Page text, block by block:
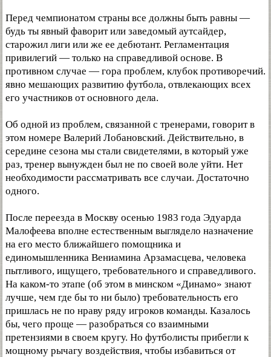
Перед чемпионатом страны все должны быть равны —
будь ты явный фаворит или заведомый аутсайдер,
старожил лиги или же ее дебютант. Регламентация
привилегий — только на справедливой основе. В
противном случае — гора проблем, клубок противоречий.
явно мешающих развитию футбола, отвлекающих всех
его участников от основного дела.
Об одной из проблем, связанной с тренерами, говорит в
этом номере Валерий Лобановский. Действительно, в
середине сезона мы стали свидетелями, в который уже
раз, тренер вынужден был не по своей воле уйти. Нет
необходимости рассматривать все случаи. Достаточно
одного.
После переезда в Москву осенью 1983 года Эдуарда
Малофеева вполне естественным выглядело назначение
на его место ближайшего помощника и
единомышленника Вениамина Арзамасцева, человека
пытливого, ищущего, требовательного и справедливого.
На каком-то этапе (об этом в минском «Динамо» знают
лучше, чем где бы то ни было) требовательность его
пришлась не по нраву ряду игроков команды. Казалось
бы, чего проще — разобраться со взаимными
претензиями в своем кругу. Но футболисты прибегли к
мощному рычагу воздействия, чтобы избавиться от